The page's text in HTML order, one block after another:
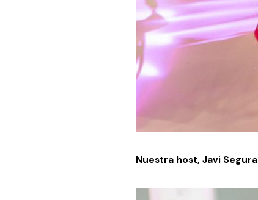
Nuestra host, Javi Segura